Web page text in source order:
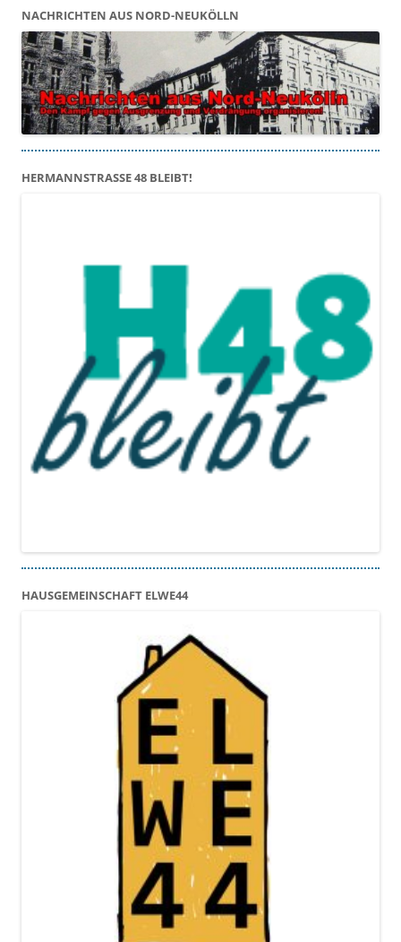
NACHRICHTEN AUS NORD-NEUKÖLLN
HERMANNSTRASSE 48 BLEIBT!
HAUSGEMEINSCHAFT ELWE44